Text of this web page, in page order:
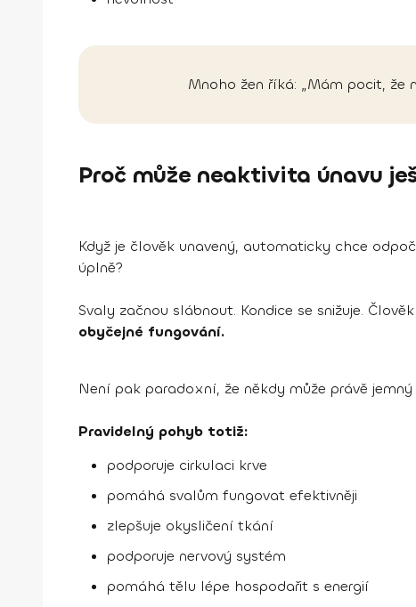
Mnoho žen říká: „Mám pocit, že
Proč může neaktivita únavu
Když je člověk unavený, automaticky chce
úplně?
Svaly začnou slábnout. Kondice se snižuje.
obyčejné fungování.
Není pak paradoxní, že někdy může právě
Pravidelný pohyb totiž:
podporuje cirkulaci krve
pomáhá svalům fungovat efektivněji
zlepšuje okysličení tkání
podporuje nervový systém
pomáhá tělu lépe hospodařit s energií